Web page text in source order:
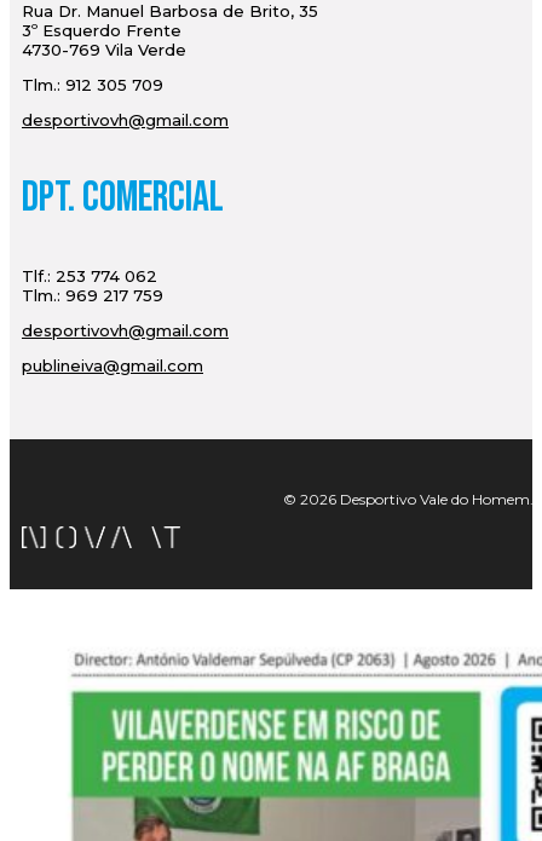
Rua Dr. Manuel Barbosa de Brito, 35
3º Esquerdo Frente
4730-769 Vila Verde
Tlm.: 912 305 709
desportivovh@gmail.com
Dpt. Comercial
Tlf.: 253 774 062
Tlm.: 969 217 759
desportivovh@gmail.com
publineiva@gmail.com
© 2026 Desportivo Vale do Homem.